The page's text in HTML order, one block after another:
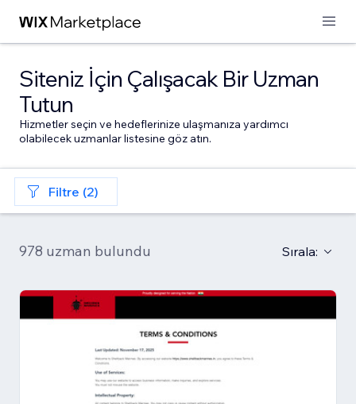
Siteniz İçin Çalışacak Bir Uzman
Tutun
Hizmetler seçin ve hedeflerinize ulaşmanıza yardımcı
olabilecek uzmanlar listesine göz atın.
Filtre (2)
978 uzman bulundu Sırala: